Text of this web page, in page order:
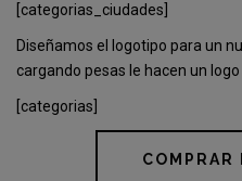
[categorias_ciudades]
Diseñamos el logotipo para un
cargando pesas le hacen un
[categorias]
COMPRAR